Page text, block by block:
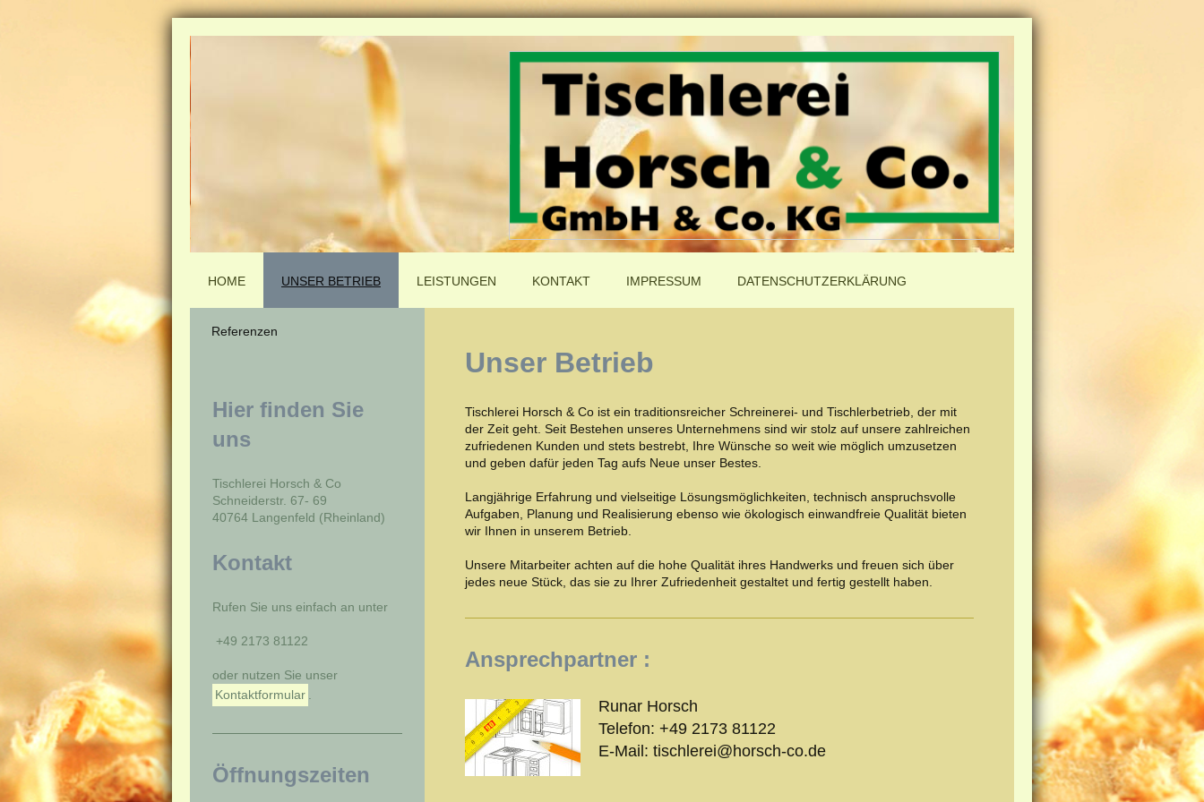
HOME UNSER BETRIEB LEISTUNGEN KONTAKT IMPRESSUM DATENSCHUTZERKLÄRUNG
Unser Betrieb
Tischlerei Horsch & Co ist ein traditionsreicher Schreinerei- und Tischlerbetrieb, der mit
der Zeit geht. Seit Bestehen unseres Unternehmens sind wir stolz auf unsere zahlreichen
zufriedenen Kunden und stets bestrebt, Ihre Wünsche so weit wie möglich umzusetzen
und geben dafür jeden Tag aufs Neue unser Bestes.
Langjährige Erfahrung und vielseitige Lösungsmöglichkeiten, technisch anspruchsvolle
Aufgaben, Planung und Realisierung ebenso wie ökologisch einwandfreie Qualität bieten
wir Ihnen in unserem Betrieb.
Unsere Mitarbeiter achten auf die hohe Qualität ihres Handwerks und freuen sich über
jedes neue Stück, das sie zu Ihrer Zufriedenheit gestaltet und fertig gestellt haben.
Ansprechpartner :
Runar Horsch
Telefon: +49 2173 81122
E-Mail: tischlerei@horsch-co.de
Referenzen
Hier finden Sie
uns
Tischlerei Horsch & Co
Schneiderstr. 67- 69
40764 Langenfeld (Rheinland)
Kontakt
Rufen Sie uns einfach an unter
+49 2173 81122
oder nutzen Sie unser
Kontaktformular
Öffnungszeiten